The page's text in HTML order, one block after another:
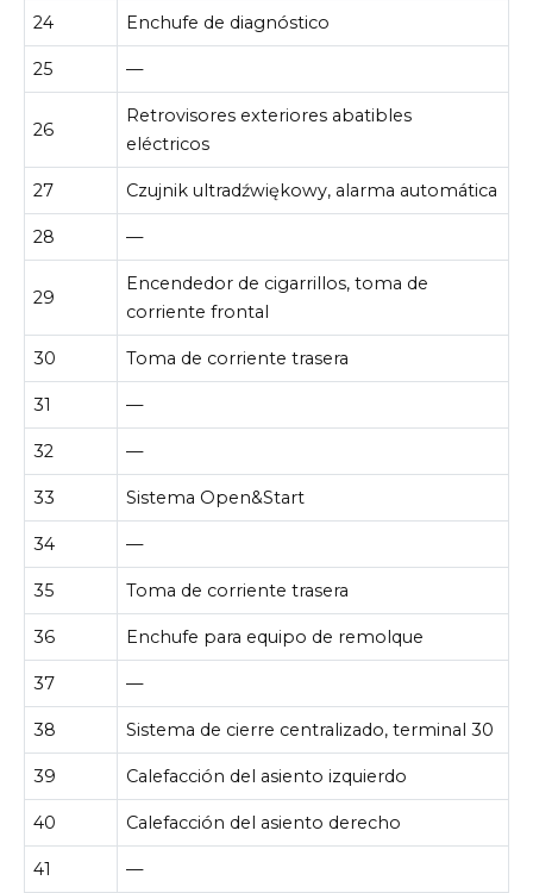
24 Enchufe de diagnóstico
25 —
26
Retrovisores exteriores abatibles
eléctricos
27 Czujnik ultradźwiękowy, alarma automática
28 —
29
Encendedor de cigarrillos, toma de
corriente frontal
30 Toma de corriente trasera
31 —
32 —
33 Sistema Open&Start
34 —
35 Toma de corriente trasera
36 Enchufe para equipo de remolque
37 —
38 Sistema de cierre centralizado, terminal 30
39 Calefacción del asiento izquierdo
40 Calefacción del asiento derecho
41 —